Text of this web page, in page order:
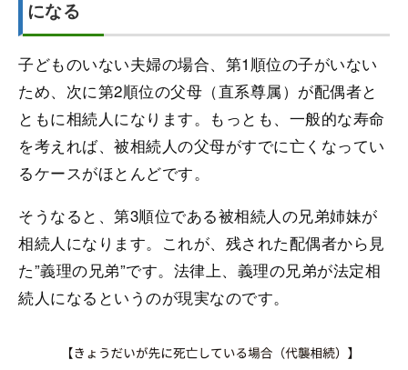
になる
子どものいない夫婦の場合、第1順位の子がいない
ため、次に第2順位の父母（直系尊属）が配偶者と
ともに相続人になります。もっとも、一般的な寿命
を考えれば、被相続人の父母がすでに亡くなってい
るケースがほとんどです。
そうなると、第3順位である被相続人の兄弟姉妹が
相続人になります。これが、残された配偶者から見
た”義理の兄弟”です。法律上、義理の兄弟が法定相
続人になるというのが現実なのです。